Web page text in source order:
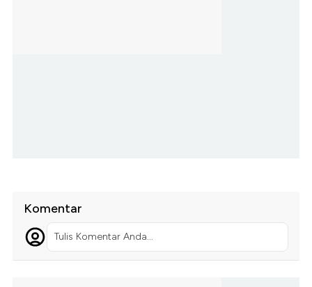
Komentar
Tulis Komentar Anda...